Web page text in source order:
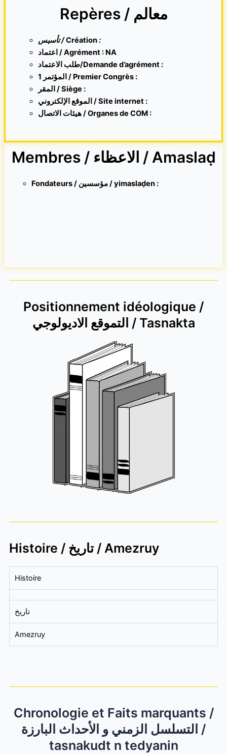
Repères / معالم
تأسيس /Création:
اعتماد / Agrément : NA
طلب الاعتماد/Demande d’agrément :
1 المؤتمر / Premier Congrès :
المقر /Siège :
الموقع الإلكتروني /Site internet:
هيئات الاتصال / Organes de COM :
Membres / الاعظاء / Amaslaḍ
Fondateurs / مؤسسين / yimaslaḍen :
Positionnement idéologique /
التموقع الاديولوجي / Tasnakta
Histoire / تاريخ / Amezruy
Histoire
تاريخ
Amezruy
Chronologie et Faits marquants /
التسلسل الزمني و الأحداث البارزة /
tasnakudt n tedyanin